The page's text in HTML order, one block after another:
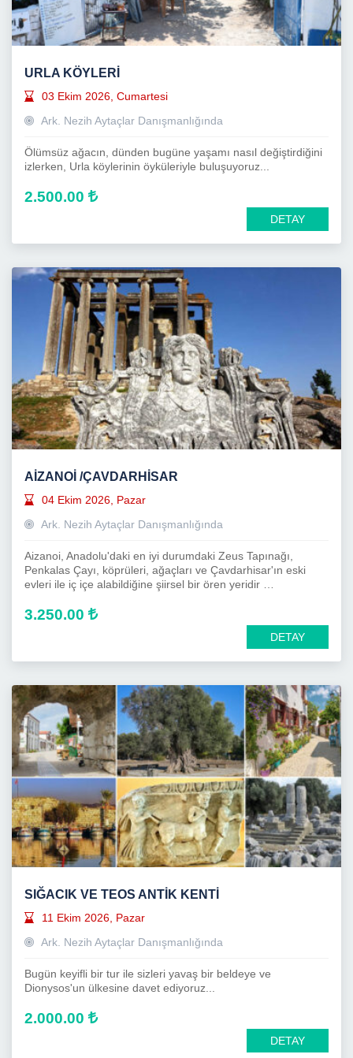
URLA KÖYLERİ
03 Ekim 2026, Cumartesi
Ark. Nezih Aytaçlar Danışmanlığında
Ölümsüz ağacın, dünden bugüne yaşamı nasıl değiştirdiğini
izlerken, Urla köylerinin öyküleriyle buluşuyoruz...
2.500.00
DETAY
AİZANOİ /ÇAVDARHİSAR
04 Ekim 2026, Pazar
Ark. Nezih Aytaçlar Danışmanlığında
Aizanoi, Anadolu'daki en iyi durumdaki Zeus Tapınağı,
Penkalas Çayı, köprüleri, ağaçları ve Çavdarhisar'ın eski
evleri ile iç içe alabildiğine şiirsel bir ören yeridir …
3.250.00
DETAY
SIĞACIK VE TEOS ANTİK KENTİ
11 Ekim 2026, Pazar
Ark. Nezih Aytaçlar Danışmanlığında
Bugün keyifli bir tur ile sizleri yavaş bir beldeye ve
Dionysos'un ülkesine davet ediyoruz...
2.000.00
DETAY